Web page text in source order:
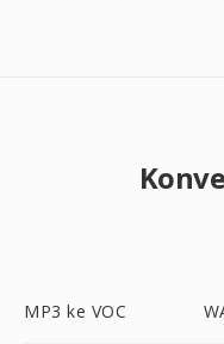
MP3 ke VOC